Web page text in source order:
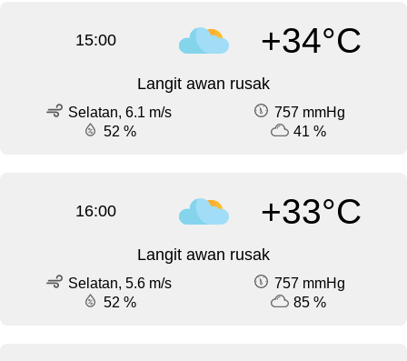
15:00 +34°C
Langit awan rusak
Selatan, 6.1 m/s
757 mmHg
52 %
41 %
16:00 +33°C
Langit awan rusak
Selatan, 5.6 m/s
757 mmHg
52 %
85 %